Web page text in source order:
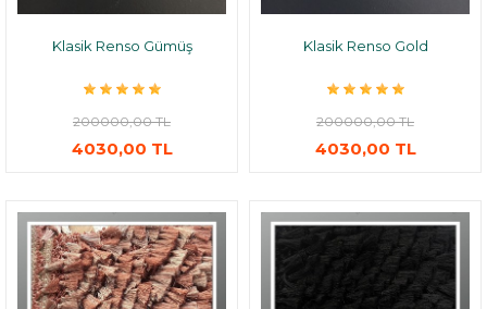
Klasik Renso Gümüş
200000,00 TL
4030,00 TL
Klasik Renso Gold
200000,00 TL
4030,00 TL